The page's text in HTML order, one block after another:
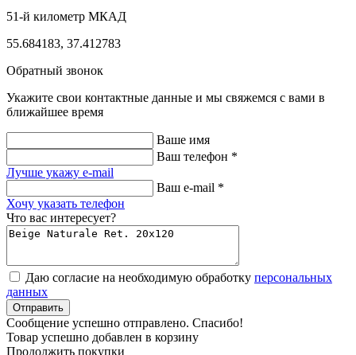
51-й километр МКАД
55.684183, 37.412783
Обратный звонок
Укажите свои контактные данные и мы свяжемся с вами в
ближайшее время
Ваше имя
Ваш телефон *
Лучше укажу e-mail
Ваш e-mail *
Хочу указать телефон
Что вас интересует?
Даю согласие на необходимую обработку персональных
данных
Отправить
Cообщение успешно отправлено. Cпасибо!
Товар успешно добавлен в корзину
Продолжить покупки